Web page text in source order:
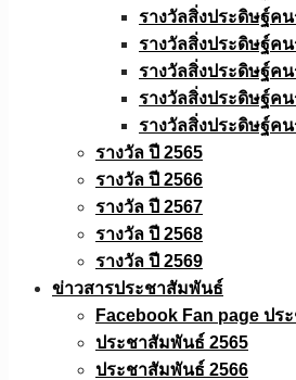
รางวัลสิ่งประดิษฐ์ค
รางวัลสิ่งประดิษฐ์ค
รางวัลสิ่งประดิษฐ์ค
รางวัลสิ่งประดิษฐ์ค
รางวัลสิ่งประดิษฐ์ค
รางวัล ปี 2565
รางวัล ปี 2566
รางวัล ปี 2567
รางวัล ปี 2568
รางวัล ปี 2569
ข่าวสารประชาสัมพันธ์
Facebook Fan page ปร
ประชาสัมพันธ์ 2565
ประชาสัมพันธ์ 2566